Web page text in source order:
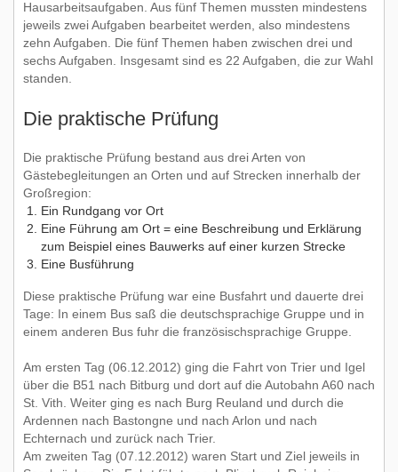
Hausarbeitsaufgaben. Aus fünf Themen mussten mindestens
jeweils zwei Aufgaben bearbeitet werden, also mindestens
zehn Aufgaben. Die fünf Themen haben zwischen drei und
sechs Aufgaben. Insgesamt sind es 22 Aufgaben, die zur Wahl
standen.
Die praktische Prüfung
Die praktische Prüfung bestand aus drei Arten von
Gästebegleitungen an Orten und auf Strecken innerhalb der
Großregion:
Ein Rundgang vor Ort
Eine Führung am Ort = eine Beschreibung und Erklärung
zum Beispiel eines Bauwerks auf einer kurzen Strecke
Eine Busführung
Diese praktische Prüfung war eine Busfahrt und dauerte drei
Tage: In einem Bus saß die deutschsprachige Gruppe und in
einem anderen Bus fuhr die französischsprachige Gruppe.
Am ersten Tag (06.12.2012) ging die Fahrt von Trier und Igel
über die B51 nach Bitburg und dort auf die Autobahn A60 nach
St. Vith. Weiter ging es nach Burg Reuland und durch die
Ardennen nach Bastongne und nach Arlon und nach
Echternach und zurück nach Trier.
Am zweiten Tag (07.12.2012) waren Start und Ziel jeweils in